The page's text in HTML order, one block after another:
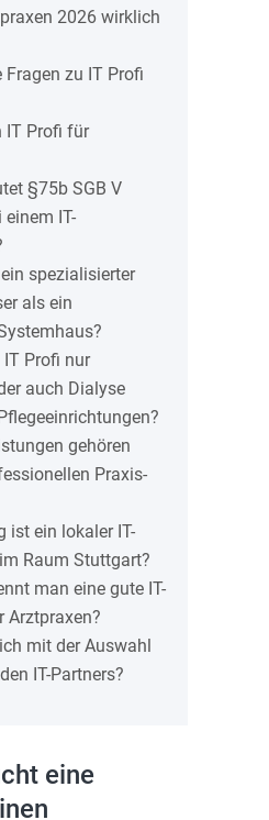
2026 wirklich
Fragen zu IT Profi
IT Profi für
§75b SGB V
IT-
spezialisierter
als ein
IT Profi nur
auch Dialyse
gehören
Praxis-
ist ein lokaler IT-
Raum Stuttgart?
man eine gute IT-
Arztpraxen?
mit der Auswahl
IT-Partners?
eine